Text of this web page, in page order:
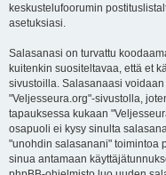
keskustelufoorumin
asetuksiasi.
Salasanasi on turvattu
kuitenkin suositeltavaa, että et
sivustoilla. Salasanaasi
"Veljesseura.org"-sivustolla,
tapauksessa kukaan
osapuoli ei kysy sinulta
"unohdin salasanani" toimintoa
sinua antamaan